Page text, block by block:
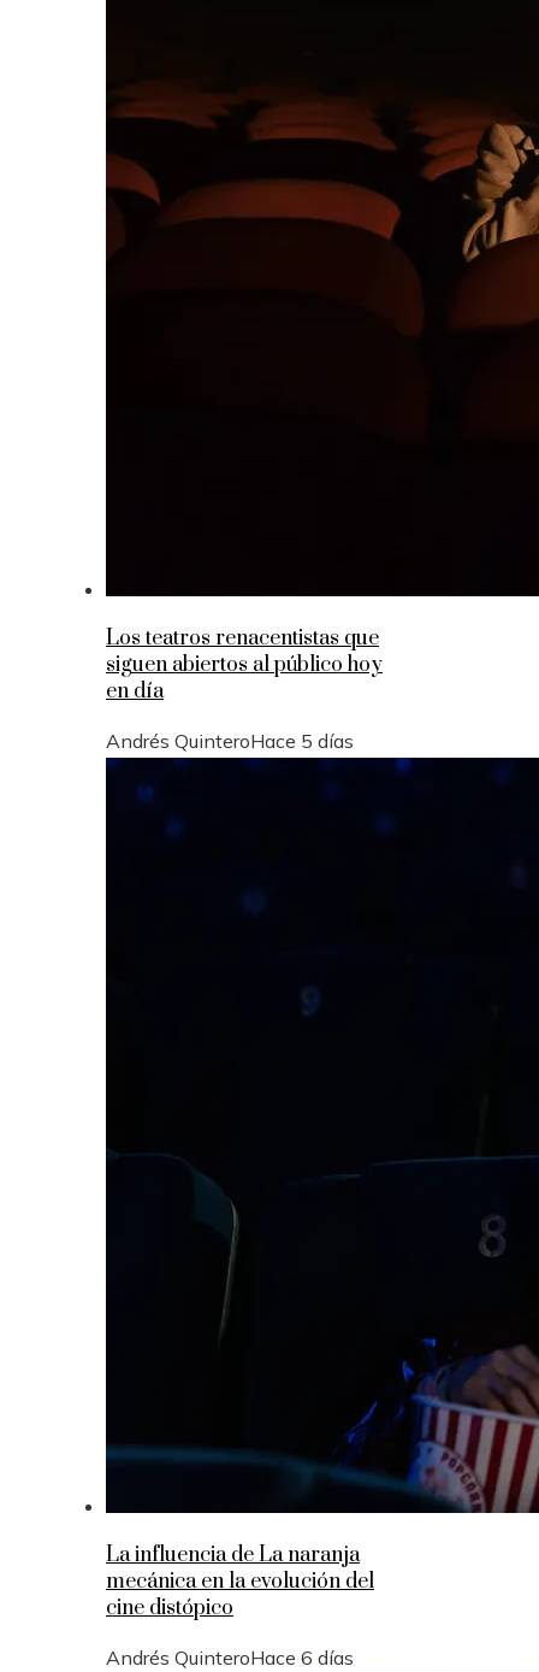
Los teatros renacentistas que
siguen abiertos al público hoy
en día
Andrés QuinteroHace 5 días
La influencia de La naranja
mecánica en la evolución del
cine distópico
Andrés QuinteroHace 6 días